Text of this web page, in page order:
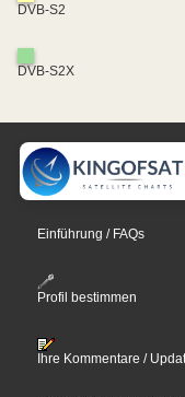
DVB-S2
DVB-S2X
Einführung / FAQs
Profil bestimmen
Ihre Kommentare /